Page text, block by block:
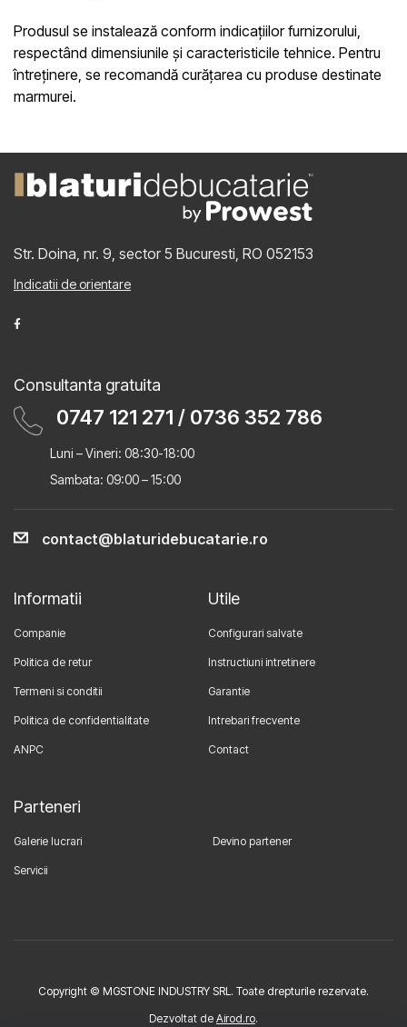
Produsul se instalează conform indicațiilor furnizorului,
respectând dimensiunile și caracteristicile tehnice. Pentru
întreținere, se recomandă curățarea cu produse destinate
marmurei.
Str. Doina, nr. 9, sector 5 Bucuresti, RO 052153
Indicatii de orientare
Consultanta gratuita
0747 121 271 / 0736 352 786
Luni – Vineri: 08:30-18:00
Sambata: 09:00 – 15:00
contact@blaturidebucatarie.ro
Informatii
Companie
Politica de retur
Termeni si conditii
Politica de confidentialitate
ANPC
Utile
Configurari salvate
Instructiuni intretinere
Garantie
Intrebari frecvente
Contact
Parteneri
Galerie lucrari Devino partener
Servicii
Copyright © MGSTONE INDUSTRY SRL. Toate drepturile rezervate.
Dezvoltat de Airod.ro.